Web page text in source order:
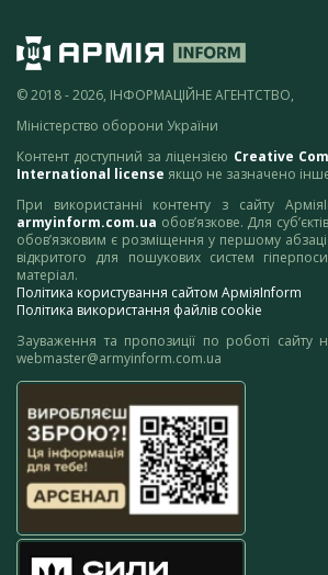
© 2018 - 2026, ІНФОРМАЦІЙНЕ АГЕНТСТВО,
Міністерство оборони України
Контент доступний за ліцензією Creative
International license якщо не зазначено
При використанні контенту з сайту
armyinform.com.ua обов’язкове. Для
обов’язковим є розміщення у першому
відкритого для пошукових систем
матеріал.
Політика користування сайтом АрміяInform
Політика використання файлів cookie
Зауваження та пропозиції по роботі сайту
webmaster@armyinform.com.ua